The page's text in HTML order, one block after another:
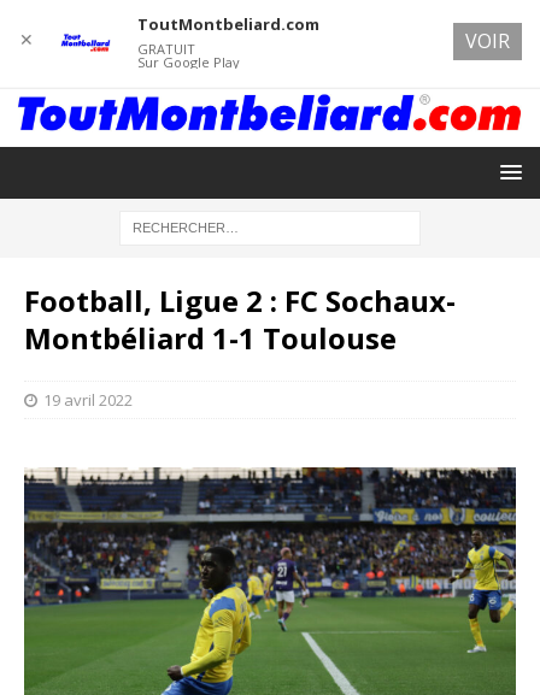
Football, Ligue 2 : FC Sochaux-
Montbéliard 1-1 Toulouse
19 avril 2022
✕
ToutMontbeliard.com
GRATUIT
Sur Google Play
VOIR